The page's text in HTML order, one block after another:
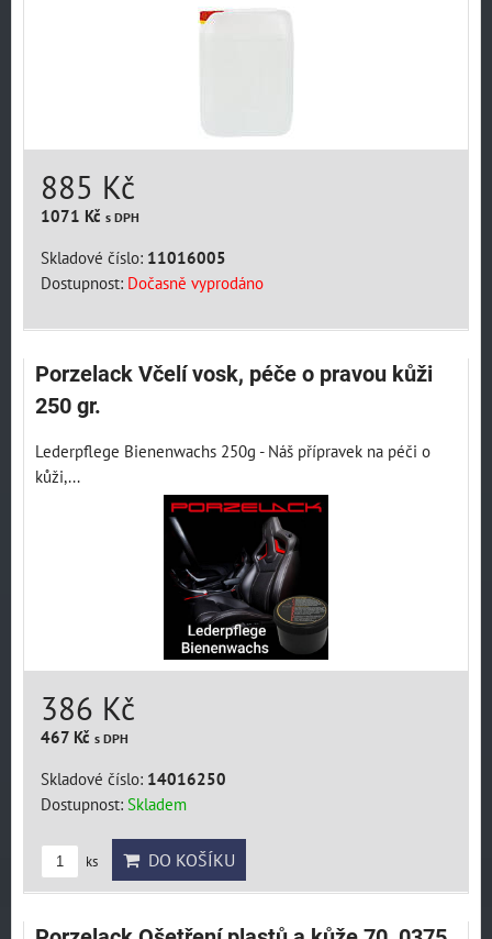
885 Kč
1071 Kč s DPH
Skladové číslo: 11016005
Dostupnost: Dočasně vyprodáno
Porzelack Včelí vosk, péče o pravou kůži
250 gr.
Lederpflege Bienenwachs 250g - Náš přípravek na péči o
kůži,...
386 Kč
467 Kč s DPH
Skladové číslo: 14016250
Dostupnost: Skladem
ks DO KOŠÍKU